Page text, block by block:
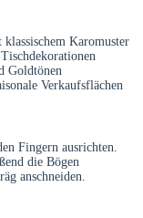
Karomuster
Goldtönen
Verkaufsflächen
Fingern ausrichten.
die Bögen
anschneiden.